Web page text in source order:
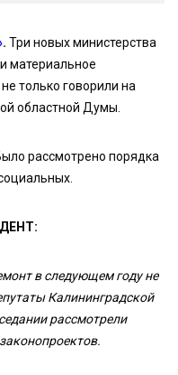
. Три новых министерства
материальное
только говорили на
областной Думы.
рассмотрено порядка
в следующем году не
Калининградской
рассмотрели